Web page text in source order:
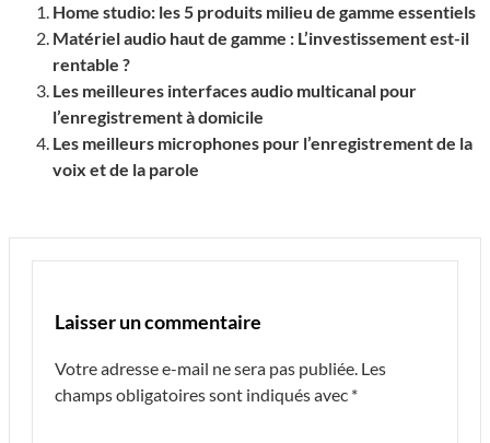
Home studio: les 5 produits milieu de gamme essentiels
Matériel audio haut de gamme : L’investissement est-il
rentable ?
Les meilleures interfaces audio multicanal pour
l’enregistrement à domicile
Les meilleurs microphones pour l’enregistrement de la
voix et de la parole
Laisser un commentaire
Votre adresse e-mail ne sera pas publiée. Les
champs obligatoires sont indiqués avec *